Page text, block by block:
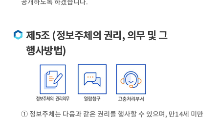
공개하도록 하겠습니다.
제5조 (정보주체의 권리, 의무 및 그
행사방법)
① 정보주체는 다음과 같은 권리를 행사할 수 있으며, 만14세 미만